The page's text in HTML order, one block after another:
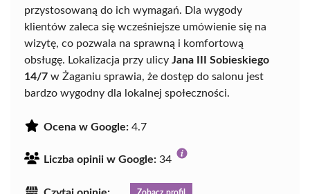
przystosowaną do ich wymagań. Dla wygody
klientów zaleca się wcześniejsze umówienie się na
wizytę, co pozwala na sprawną i komfortową
obsługę. Lokalizacja przy ulicy Jana III Sobieskiego
14/7 w Żaganiu sprawia, że dostęp do salonu jest
bardzo wygodny dla lokalnej społeczności.
Ocena w Google: 4.7
Liczba opinii w Google: 34